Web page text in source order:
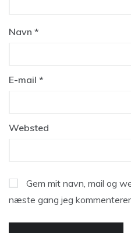
Navn *
E-mail *
Websted
Gem mit navn, mail og
næste gang jeg